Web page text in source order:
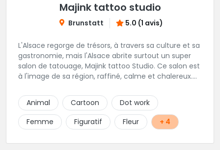
Majink tattoo studio
Brunstatt 5.0 (1 avis)
L'Alsace regorge de trésors, à travers sa culture et sa
gastronomie, mais l'Alsace abrite surtout un super
salon de tatouage, Majink tattoo Studio. Ce salon est
à l'image de sa région, raffiné, calme et chalereux.
découvrir son super shop !
Animal Cartoon
Dot work
Femme
Figuratif Fleur + 4